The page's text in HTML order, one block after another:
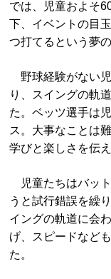
では、児童およそ
下、イベントの目
つ打てるという夢
野球経験がない
り、スイングの軌
た。ベッツ選手は
ス。大事なことは
学びと楽しさを伝え
児童たちはバッ
うと試行錯誤を繰
イングの軌道に会
げ、スピードなど
た。